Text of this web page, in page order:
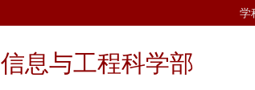
学
信息与工程科学部